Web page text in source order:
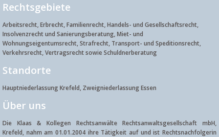
Rechtsgebiete
Arbeitsrecht, Erbrecht, Familienrecht, Handels- und Gesellschaftsrecht,
Insolvenzrecht und Sanierungsberatung, Miet- und
Wohnungseigentumsrecht, Strafrecht, Transport- und Speditionsrecht,
Verkehrsrecht, Vertragsrecht sowie Schuldnerberatung
Standorte
Hauptniederlassung Krefeld, Zweigniederlassung Essen
Über uns
Die Klaas & Kollegen Rechtsanwälte Rechtsanwaltsgesellschaft mbH,
Krefeld, nahm am 01.01.2004 ihre Tätigkeit auf und ist Rechtsnachfolgerin